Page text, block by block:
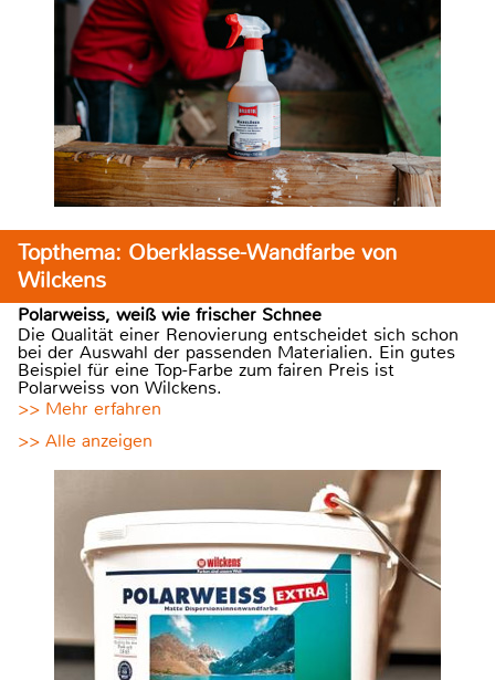
Topthema: Oberklasse-Wandfarbe von
Wilckens
Polarweiss, weiß wie frischer Schnee
Die Qualität einer Renovierung entscheidet sich schon
bei der Auswahl der passenden Materialien. Ein gutes
Beispiel für eine Top-Farbe zum fairen Preis ist
Polarweiss von Wilckens.
>> Mehr erfahren
>> Alle anzeigen